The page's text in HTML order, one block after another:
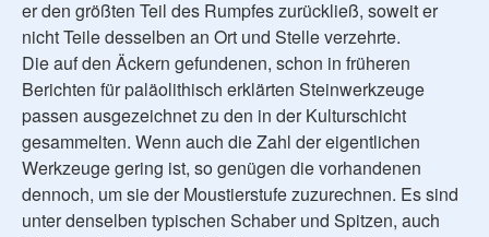
er den größten Teil des Rumpfes zurückließ, soweit er
nicht Teile desselben an Ort und Stelle verzehrte.
Die auf den Äckern gefundenen, schon in früheren
Berichten für paläolithisch erklärten Steinwerkzeuge
passen ausgezeichnet zu den in der Kulturschicht
gesammelten. Wenn auch die Zahl der eigentlichen
Werkzeuge gering ist, so genügen die vorhandenen
dennoch, um sie der Moustierstufe zuzurechnen. Es sind
unter denselben typischen Schaber und Spitzen, auch